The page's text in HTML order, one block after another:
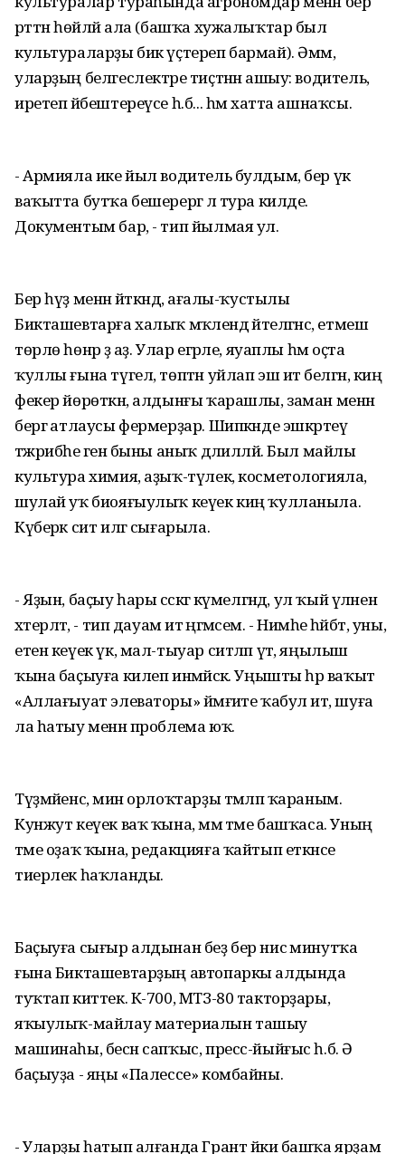
рәттән һөйләй ала (башҡа хужалыҡтар был
культураларҙы бик үҫтереп бармай). Әммә,
уларҙың белгеслектәре тиҫтәнән ашыу: водитель,
иретеп йәбештереүсе һ.б... һәм хатта ашнаҡсы.
- Армияла ике йыл водитель булдым, бер үк
ваҡытта бутҡа бешерергә лә тура килде.
Документым бар, - тип йылмая ул.
Бер һүҙ менән әйткәндә, ағалы-ҡустылы
Бикташевтарға халыҡ мәҡәлендә әйтелгәнсә, етмеш
төрлө һөнәр ҙә аҙ. Улар егәрле, яуаплы һәм оҫта
ҡуллы ғына түгел, төптән уйлап эш итә белгән, киң
фекер йөрөткән, алдынғы ҡарашлы, заман менән
бергә атлаусы фермерҙар. Шипкәнде эшкәртеү
тәжрибәһе генә быны аныҡ дәлилләй. Был майлы
культура химия, аҙыҡ-түлек, косметологияла,
шулай уҡ биояғыулыҡ кеүек киң ҡулланыла.
Күберәк сит илгә сығарыла.
- Яҙын, баҫыу һары сәскәгә күмелгәндә, ул ҡый үләнен
хәтерләтә, - тип дауам итә әңгәмәсем. - Нимәһе һәйбәт, уны,
етен кеүек үк, мал-тыуар ситләп үтә, яңылыш
ҡына баҫыуға килеп инмәйәсәк. Уңышты һәр ваҡыт
«Аллағыуат элеваторы» йәмғиәте ҡабул итә, шуға
ла һатыу менән проблема юҡ.
Түҙмәйенсә, мин орлоҡтарҙы тәмләп ҡараным.
Кунжут кеүек ваҡ ҡына, әммә тәме башҡаса. Уның
тәме оҙаҡ ҡына, редакцияға ҡайтып еткәнсе
тиерлек һаҡланды.
Баҫыуға сығыр алдынан беҙ бер нисә минутҡа
ғына Бикташевтарҙың автопаркы алдында
туҡтап киттек. К-700, МТЗ-80 такторҙары,
яҡыулыҡ-майлау материалын ташыу
машинаһы, бесән сапҡыс, пресс-йыйғыс һ.б. Ә
баҫыуҙа - яңы «Палессе» комбайны.
- Уларҙы һатып алғанда Грант йәки башҡа ярҙам